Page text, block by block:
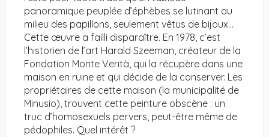
panoramique peuplée d’éphèbes se lutinant au
milieu des papillons, seulement vêtus de bijoux…
Cette œuvre a failli disparaître. En 1978, c’est
l’historien de l’art Harald Szeeman, créateur de la
Fondation Monte Verità, qui la récupère dans une
maison en ruine et qui décide de la conserver. Les
propriétaires de cette maison (la municipalité de
Minusio), trouvent cette peinture obscène : un
truc d’homosexuels pervers, peut-être même de
pédophiles. Quel intérêt ?